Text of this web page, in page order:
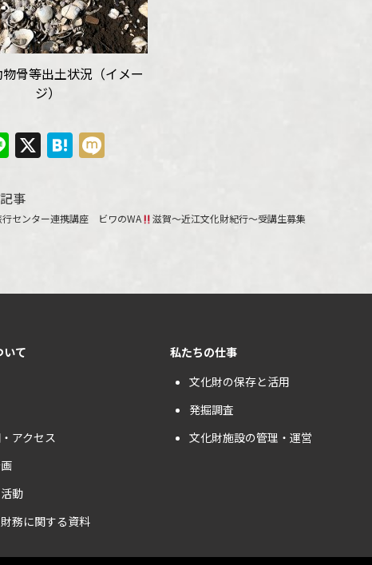
骨等出土状況（イメー
ジ）
Line
X Hatena
事
行センター連携講座 ビワのWA
滋賀〜近江文化財紀行〜受講生募集
いて
アクセス
動
務に関する資料
私たちの仕事
文化財の保存と活用
発掘調査
文化財施設の管理・運営